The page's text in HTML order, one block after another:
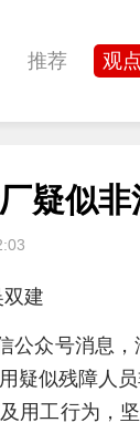
推荐 观点
体育 娱乐
疑似
建
公众号消息
疑似残障人
用工行为，